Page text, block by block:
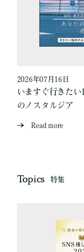
2026年07月16日
いますぐ行きた
のノスタルジア
Read more
Topics 特集